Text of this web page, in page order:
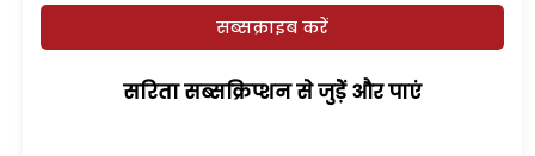
सब्सक्राइब करें
सरिता सब्सक्रिप्शन से जुड़ेें और पाएं